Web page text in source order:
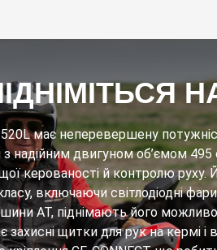
520L має неперевершену
надійним двигуном об’ємом
керованості й контролю руху.
включаючи світлодіодні
AT, піднімають його
захисні щитки для рук на кермі